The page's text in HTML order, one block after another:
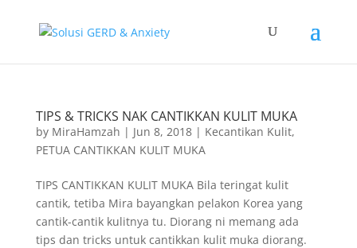
TIPS & TRICKS NAK CANTIKKAN KULIT MUKA
by MiraHamzah | Jun 8, 2018| Kecantikan Kulit,
PETUA CANTIKKAN KULIT MUKA
TIPS CANTIKKAN KULIT MUKA Bila teringat kulit
cantik, tetiba Mira bayangkan pelakon Korea yang
cantik-cantik kulitnya tu. Diorang ni memang ada
tips dan tricks untuk cantikkan kulit muka diorang.